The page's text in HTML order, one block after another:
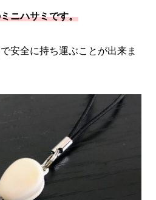
ニハサミです。
安全に持ち運ぶことが出来ま